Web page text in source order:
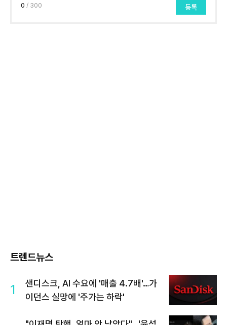
0 / 300 등록
트렌드뉴스
1
샌디스크, AI 수요에 '매출 4.7배'…가
이던스 실망에 '주가는 하락'